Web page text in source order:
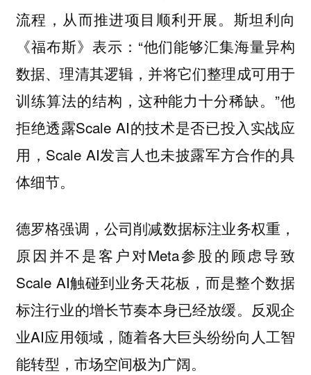
流程，从而推进项目顺利开展。斯坦利向
《福布斯》表示：“他们能够汇集海量异构
数据、理清其逻辑，并将它们整理成可用于
训练算法的结构，这种能力十分稀缺。”他
拒绝透露Scale AI的技术是否已投入实战应
用，Scale AI发言人也未披露军方合作的具
体细节。
德罗格强调，公司削减数据标注业务权重，
原因并不是客户对Meta参股的顾虑导致
Scale AI触碰到业务天花板，而是整个数据
标注行业的增长节奏本身已经放缓。反观企
业AI应用领域，随着各大巨头纷纷向人工智
能转型，市场空间极为广阔。